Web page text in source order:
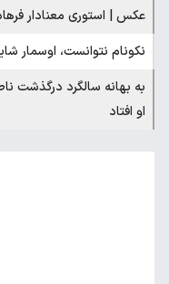
عکس | استوری معنادار
نکونام نتوانست، اوسمار
به بهانه سالگرد درگذشت
او افتاد